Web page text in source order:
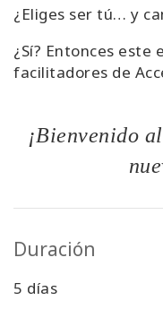
¿Eliges ser tú… y
¿Sí? Entonces
facilitadores de
¡Bienvenido
Duración
5 días